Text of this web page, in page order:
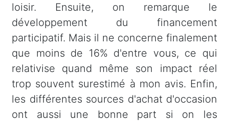
loisir. Ensuite, on remarque le
développement du financement
participatif. Mais il ne concerne finalement
que moins de 16% d'entre vous, ce qui
relativise quand même son impact réel
trop souvent surestimé à mon avis. Enfin,
les différentes sources d'achat d'occasion
ont aussi une bonne part si on les